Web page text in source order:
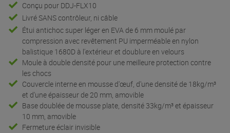
Conçu pour DDJ-FLX10
Livré SANS contrôleur, ni câble
Étui antichoc super léger en EVA de 6 mm moulé par
compression avec revêtement PU imperméable en nylon
balistique 1680D à l'extérieur et doublure en velours
Moule à double densité pour une meilleure protection contre
les chocs
Couvercle interne en mousse d'œuf, d'une densité de 18kg/m³
et d'une épaisseur de 20 mm, amovible
Base doublée de mousse plate, densité 33kg/m³ et épaisseur
10 mm, amovible
Fermeture éclair invisible